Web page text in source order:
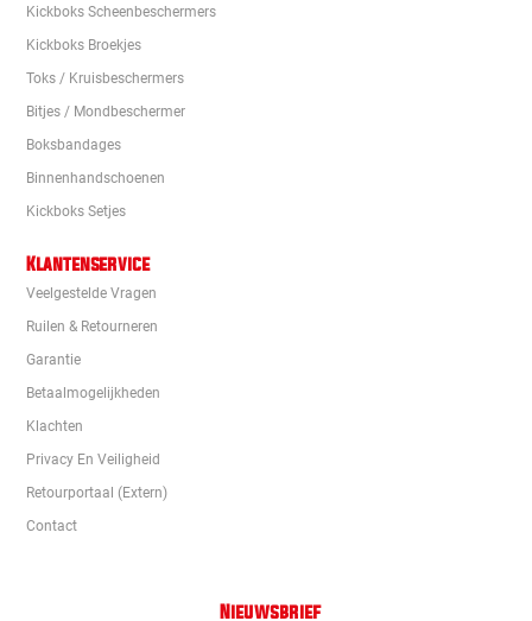
Kickboks Scheenbeschermers
Kickboks Broekjes
Toks / Kruisbeschermers
Bitjes / Mondbeschermer
Boksbandages
Binnenhandschoenen
Kickboks Setjes
Klantenservice
Veelgestelde Vragen
Ruilen & Retourneren
Garantie
Betaalmogelijkheden
Klachten
Privacy En Veiligheid
Retourportaal (extern)
Contact
Nieuwsbrief